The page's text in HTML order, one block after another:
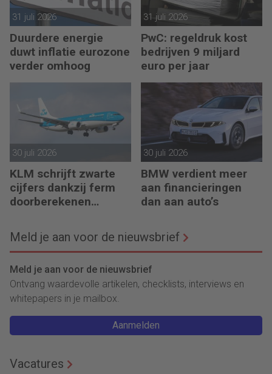
31 juli 2026
Duurdere energie
duwt inflatie eurozone
verder omhoog
31 juli 2026
PwC: regeldruk kost
bedrijven 9 miljard
euro per jaar
30 juli 2026
KLM schrijft zwarte
cijfers dankzij ferm
doorberekenen
30 juli 2026
BMW verdient meer
aan financieringen
dan aan auto’s
Meld je aan voor de nieuwsbrief
Meld je aan voor de nieuwsbrief
Ontvang waardevolle artikelen, checklists, interviews en
whitepapers in je mailbox.
Aanmelden
Vacatures